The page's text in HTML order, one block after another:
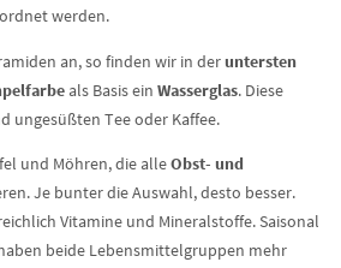
werden.
an, so finden wir in deruntersten
als Basis ein Wasserglas. Diese
ungesüßten Tee oder Kaffee.
und Möhren, die alleObst- und
Je bunter die Auswahl, desto besser.
Vitamine und Mineralstoffe. Saisonal
beide Lebensmittelgruppen mehr